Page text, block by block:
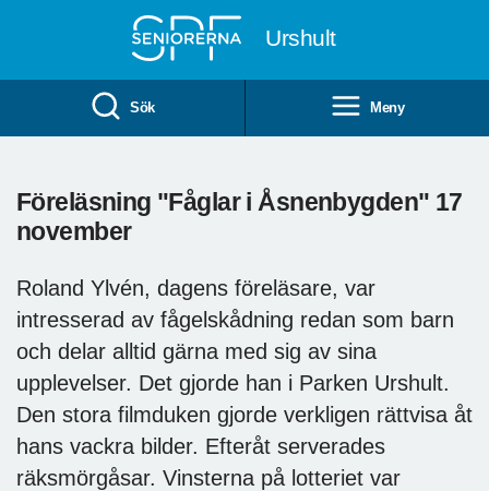
Urshult
Sök Meny
Föreläsning "Fåglar i Åsnenbygden" 17
november
Roland Ylvén, dagens föreläsare, var
intresserad av fågelskådning redan som barn
och delar alltid gärna med sig av sina
upplevelser. Det gjorde han i Parken Urshult.
Den stora filmduken gjorde verkligen rättvisa åt
hans vackra bilder. Efteråt serverades
räksmörgåsar. Vinsterna på lotteriet var